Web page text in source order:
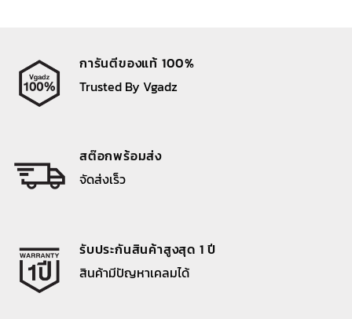
การันตีของแท้ 100%
Trusted By Vgadz
สต๊อกพร้อมส่ง
จัดส่งเร็ว
รับประกันสินค้าสูงสุด 1 ปี
สินค้ามีปัญหาเคลมได้